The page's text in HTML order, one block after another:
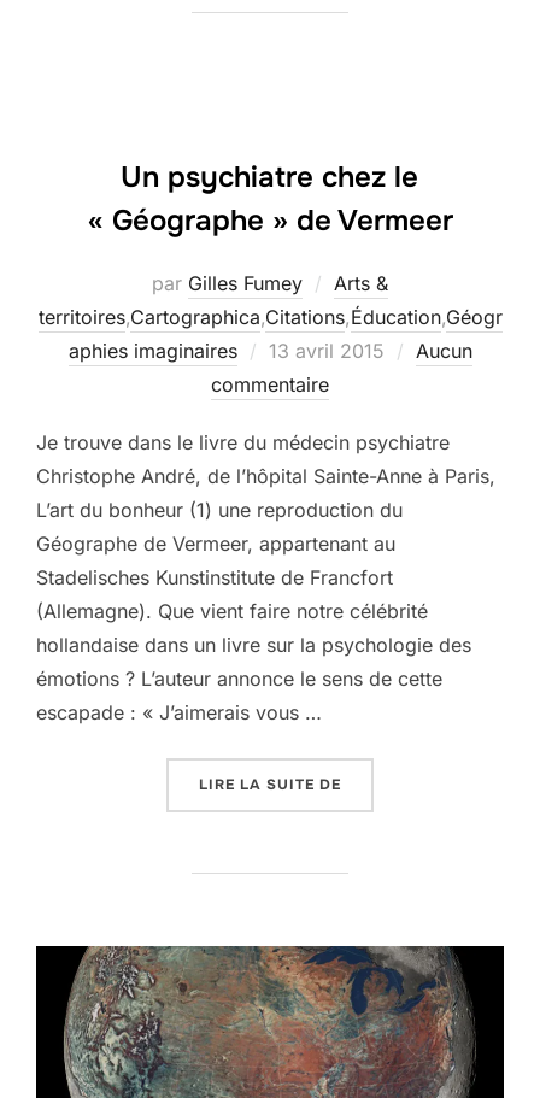
Un psychiatre chez le
« Géographe » de Vermeer
par Gilles Fumey
Arts &
territoires,Cartographica,Citations,Éducation,Géogr
aphies imaginaires
Publié
le
13 avril 2015
Aucun
commentaire
Je trouve dans le livre du médecin psychiatre
Christophe André, de l’hôpital Sainte-Anne à Paris,
L’art du bonheur (1) une reproduction du
Géographe de Vermeer, appartenant au
Stadelisches Kunstinstitute de Francfort
(Allemagne). Que vient faire notre célébrité
hollandaise dans un livre sur la psychologie des
émotions ? L’auteur annonce le sens de cette
escapade : « J’aimerais vous …
LIRE LA SUITE DE